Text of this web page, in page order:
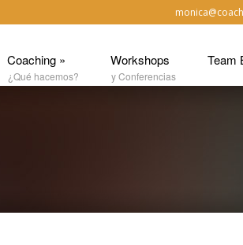
Coaching »
¿Qué hacemos?
Workshops
y Conferencias
Team